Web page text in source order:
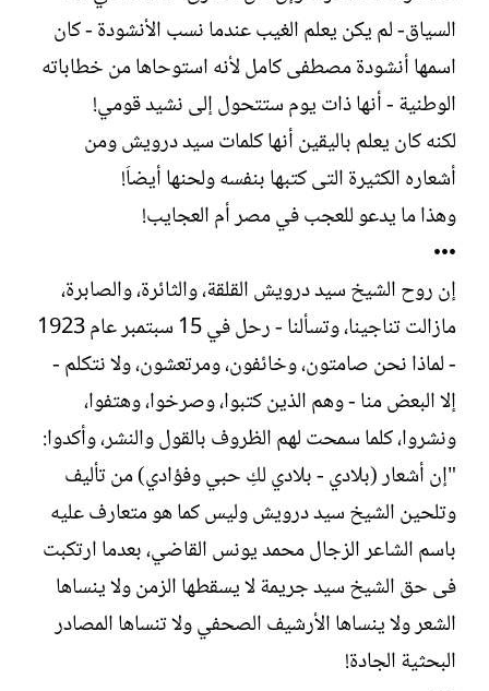
السياق- لم يكن يعلم الغيب عندما نسب الأنشودة - كان
اسمها أنشودة مصطفى كامل لأنه استوحاها من خطاباته
الوطنية - أنها ذات يوم ستتحول إلى نشيد قومي!
لكنه كان يعلم باليقين أنها كلمات سيد درويش ومن
أشعاره الكثيرة التى كتبها بنفسه ولحنها أيضاَ!
وهذا ما يدعو للعجب في مصر أم العجايب!
•••
إن روح الشيخ سيد درويش القلقة، والثائرة، والصابرة،
مازالت تناجينا، وتسألنا - رحل في 15 سبتمبر عام 1923
- لماذا نحن صامتون، وخائفون، ومرتعشون، ولا نتكلم -
إلا البعض منا - وهم الذين كتبوا، وصرخوا، وهتفوا،
ونشروا، كلما سمحت لهم الظروف بالقول والنشر، وأكدوا:
"إن أشعار (بلادي - بلادي لكِ حبي وفؤادي) من تأليف
وتلحين الشيخ سيد درويش وليس كما هو متعارف عليه
باسم الشاعر الزجال محمد يونس القاضي، بعدما ارتكبت
فى حق الشيخ سيد جريمة لا يسقطها الزمن ولا ينساها
الشعر ولا ينساها الأرشيف الصحفي ولا تنساها المصادر
البحثية الجادة!